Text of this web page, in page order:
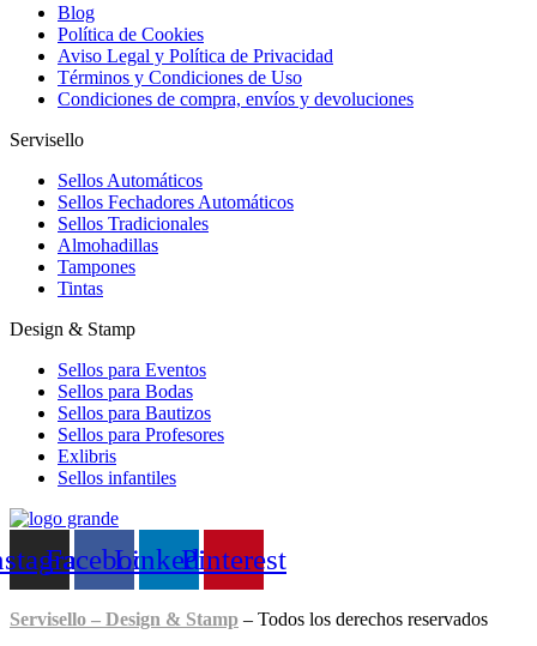
Blog
Política de Cookies
Aviso Legal y Política de Privacidad
Términos y Condiciones de Uso
Condiciones de compra, envíos y devoluciones
Servisello
Sellos Automáticos
Sellos Fechadores Automáticos
Sellos Tradicionales
Almohadillas
Tampones
Tintas
Design & Stamp
Sellos para Eventos
Sellos para Bodas
Sellos para Bautizos
Sellos para Profesores
Exlibris
Sellos infantiles
FacebookLinkedinPinterest
Servisello – Design & Stamp – Todos los derechos reservados